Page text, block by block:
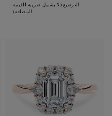
الترصيع (لا يشمل ضريبة القيمة
المضافة)